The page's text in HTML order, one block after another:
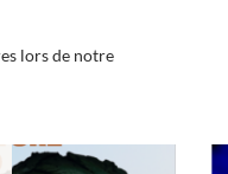
lors de notre